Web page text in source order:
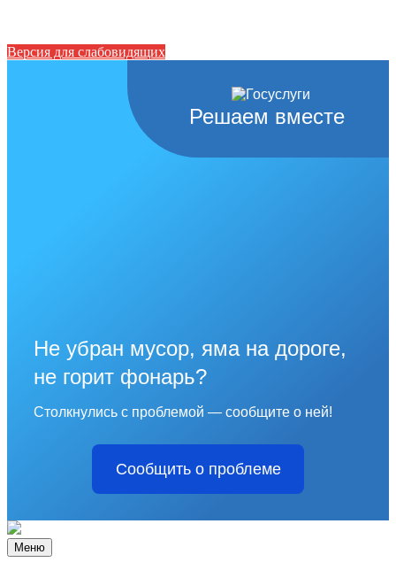
Версия для слабовидящих
Решаем вместе
Не убран мусор, яма на дороге,
не горит фонарь?
Столкнулись с проблемой — сообщите о ней!
Сообщить о проблеме
Меню